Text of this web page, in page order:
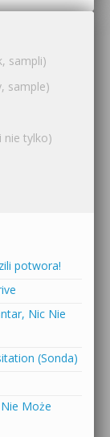
sampli)
sample)
nie tylko)
potwora!
Nic Nie
(Sonda)
Może